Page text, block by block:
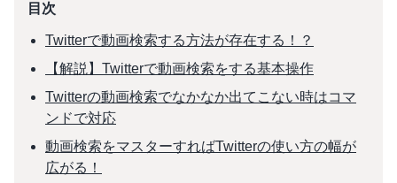
目次
Twitterで動画検索する方法が存在する！？
【解説】Twitterで動画検索をする基本操作
Twitterの動画検索でなかなか出てこない時はコマ
ンドで対応
動画検索をマスターすればTwitterの使い方の幅が
広がる！